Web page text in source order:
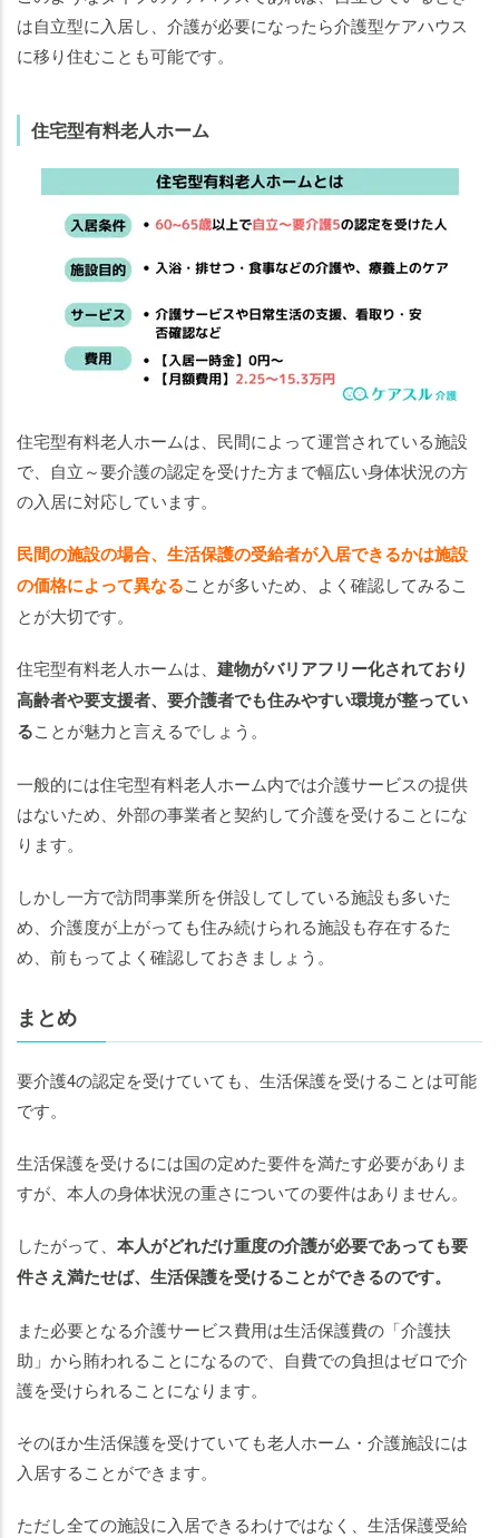
は自立型に入居し、介護が必要になったら介護型ケアハウス
に移り住むことも可能です。
住宅型有料老人ホーム
住宅型有料老人ホームは、民間によって運営されている施設
で、自立～要介護の認定を受けた方まで幅広い身体状況の方
の入居に対応しています。
民間の施設の場合、生活保護の受給者が入居できるかは施設
の価格によって異なることが多いため、よく確認してみるこ
とが大切です。
住宅型有料老人ホームは、 建物がバリアフリー化されており
高齢者や要支援者、要介護者でも住みやすい環境が整ってい
ることが魅力と言えるでしょう。
一般的には住宅型有料老人ホーム内では介護サービスの提供
はないため、外部の事業者と契約して介護を受けることにな
ります。
しかし一方で訪問事業所を併設してしている施設も多いた
め、介護度が上がっても住み続けられる施設も存在するた
め、前もってよく確認しておきましょう。
まとめ
要介護4の認定を受けていても、生活保護を受けることは可能
です。
生活保護を受けるには国の定めた要件を満たす必要がありま
すが、本人の身体状況の重さについての要件はありません。
したがって、 本人がどれだけ重度の介護が必要であっても要
件さえ満たせば、生活保護を受けることができるのです。
また必要となる介護サービス費用は生活保護費の「介護扶
助」から賄われることになるので、自費での負担はゼロで介
護を受けられることになります。
そのほか生活保護を受けていても老人ホーム・介護施設には
入居することができます。
ただし全ての施設に入居できるわけではなく、生活保護受給